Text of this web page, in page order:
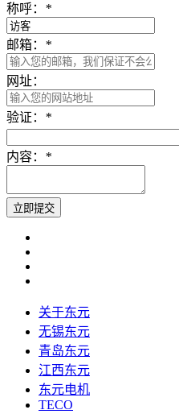
称呼： *
邮箱： *
网址：
验证： *
内容： *
关于东元
无锡东元
青岛东元
江西东元
东元电机
TECO